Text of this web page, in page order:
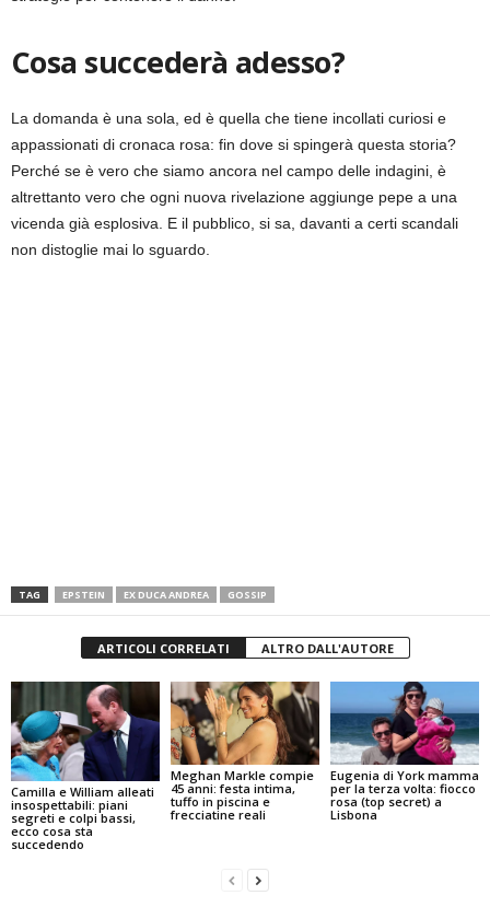
Cosa succederà adesso?
La domanda è una sola, ed è quella che tiene incollati curiosi e
appassionati di cronaca rosa: fin dove si spingerà questa storia?
Perché se è vero che siamo ancora nel campo delle indagini, è
altrettanto vero che ogni nuova rivelazione aggiunge pepe a una
vicenda già esplosiva. E il pubblico, si sa, davanti a certi scandali
non distoglie mai lo sguardo.
TAG EPSTEIN EX DUCA ANDREA GOSSIP
ARTICOLI CORRELATI ALTRO DALL'AUTORE
Camilla e William alleati
insospettabili: piani
segreti e colpi bassi,
ecco cosa sta
succedendo
Meghan Markle compie
45 anni: festa intima,
tuffo in piscina e
frecciatine reali
Eugenia di York mamma
per la terza volta: fiocco
rosa (top secret) a
Lisbona